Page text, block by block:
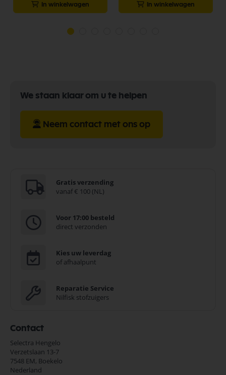
In winkelwagen In winkelwagen
We staan klaar om u te helpen
Neem contact met ons op
Gratis verzending
vanaf € 100 (NL)
Voor 17:00 besteld
direct verzonden
Kies uw leverdag
of afhaalpunt
Reparatie Service
Nilfisk stofzuigers
Contact
Selectra Hengelo
Verzetslaan 13-7
7548 EM, Boekelo
Nederland